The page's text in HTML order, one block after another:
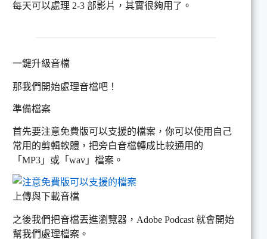
每天可以處理 2-3 部影片，其實很夠用了。
一鍵升級音檔
那我們開始處理音檔吧！
準備檔案
首先要注意免費版可以支援的檔案，你可以使用自己
常用的剪輯軟體，把旁白音檔轉成比較通用的
「MP3」或「wav」檔案。
上傳與下載音檔
之後我們把音檔丟進瀏覽器，Adobe Podcast 就會開始
幫我們處理檔案。